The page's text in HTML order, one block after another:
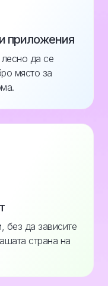
приложения
да се
място за
без да зависите
страна на